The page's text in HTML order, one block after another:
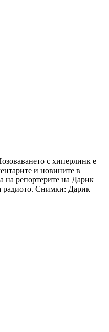
с хиперлинк е
и новините в
на репортерите на Дарик
радиото. Снимки: Дарик